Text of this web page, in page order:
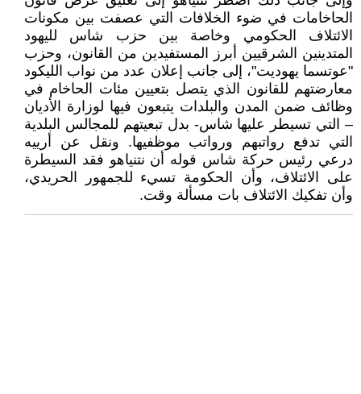
الحاخامات في ضوء الخلافات التي عصفت بين مكونات
الائتلاف الحكومي وخاصة بين حزب شاس لليهود
المتدينين الشرقيين أبرز المستفيدين من القانون، وحزب
"عوتسما يهوديت"، إلى جانب إعلان عدد من نواب الليكود
معارضتهم للقانون الذي يتصل بتعيين مئات الحاخام في
وظائف ضمن المدن والبلدات يتبعون فيها لوزارة الأديان
– التي تسيطر عليها شاس- بدل تبعيتهم للمجالس البلدية
التي تدفع رواتبهم ورواتب موظفيها. ونقل عن أرييه
درعي رئيس حركة شاس قوله أن نتنياهو فقد السيطرة
على الائتلاف، وأن الحكومة تسيء للجمهور الحريدي،
وأن تفكيك الائتلاف بات مسألة وقت.